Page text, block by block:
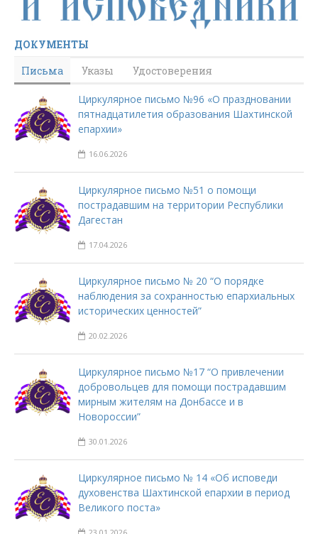
ДОКУМЕНТЫ
Письма
Указы Удостоверения
Циркулярное письмо №96 «О праздновании
пятнадцатилетия образования Шахтинской
епархии»
16.06.2026
Циркулярное письмо №51 о помощи
пострадавшим на территории Республики
Дагестан
17.04.2026
Циркулярное письмо № 20 “О порядке
наблюдения за сохранностью епархиальных
исторических ценностей”
20.02.2026
Циркулярное письмо №17 “О привлечении
добровольцев для помощи пострадавшим
мирным жителям на Донбассе и в
Новороссии”
30.01.2026
Циркулярное письмо № 14 «Об исповеди
духовенства Шахтинской епархии в период
Великого поста»